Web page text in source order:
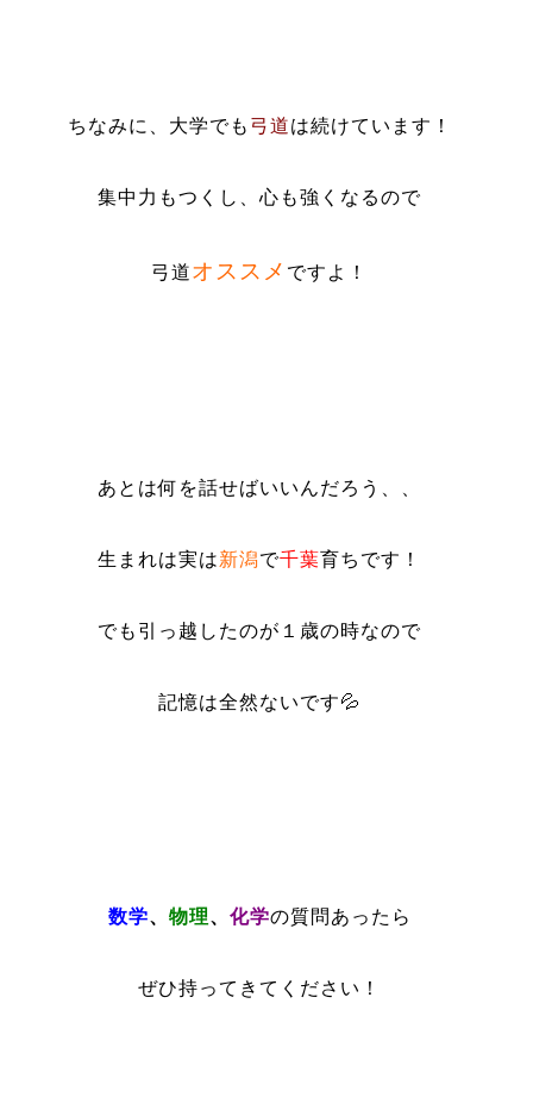
ちなみに、大学でも 弓道は続けています！
集中力もつくし、心も強くなるので
弓道オススメ ですよ！
あとは何を話せばいいんだろう、、
生まれは実は新潟で千葉育ちです！
でも引っ越したのが１歳の時なので
記憶は全然ないです💦
数学、 物理、 化学の質問あったら
ぜひ持ってきてください！